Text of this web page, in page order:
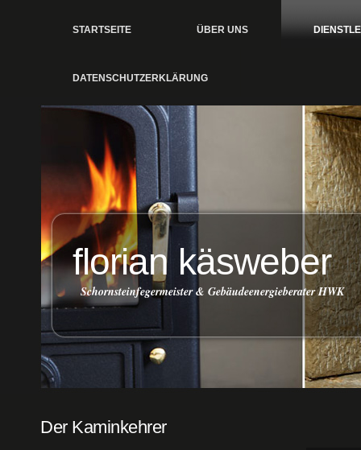
STARTSEITE ÜBER UNS
DATENSCHUTZERKLÄRUNG
florian käsweber
Schornsteinfegermeister & Gebäudeenergieberater HWK
Der Kaminkehrer